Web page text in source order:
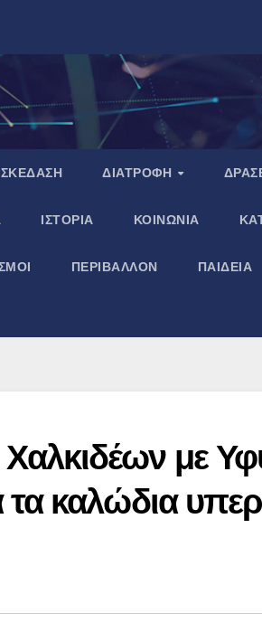
ΔΙΑΤΡΟΦΗ
ΙΣΤΟΡΙΑ ΚΟΙΝΩΝΙΑ
ΠΕΡΙΒΑΛΛΟΝ ΠΑΙΔΕΙΑ
με
τα καλώδια